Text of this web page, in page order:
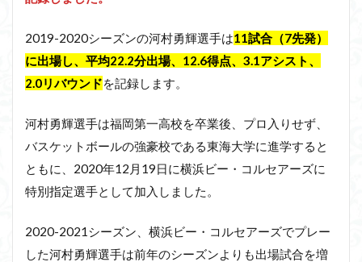
2019-2020シーズンの河村勇輝選手は11試合（7先発）
に出場し、平均22.2分出場、12.6得点、3.1アシスト、
2.0リバウンドを記録します。
河村勇輝選手は福岡第一高校を卒業後、プロ入りせず、
バスケットボールの強豪校である東海大学に進学すると
ともに、2020年12月19日に横浜ビー・コルセアーズに
特別指定選手として加入しました。
2020-2021シーズン、横浜ビー・コルセアーズでプレー
した河村勇輝選手は前年のシーズンよりも出場試合を増